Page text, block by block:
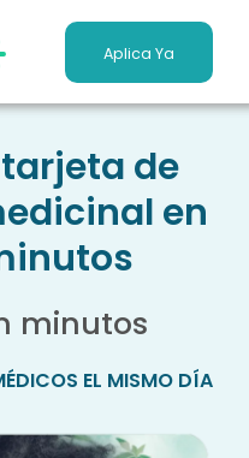
Apply Now
Aplica Ya
de
en
minutos
EL MISMO DÍA